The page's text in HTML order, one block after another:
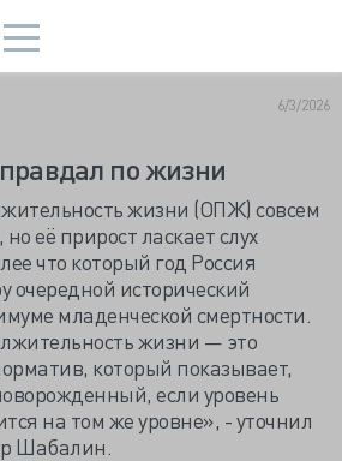
6/3/2026
по жизни
жизни (ОПЖ) совсем
её прирост ласкает слух
что который год Россия
очередной исторический
младенческой смертности.
жизни — это
который показывает,
если уровень
на том же уровне», - уточнил
Шабалин.